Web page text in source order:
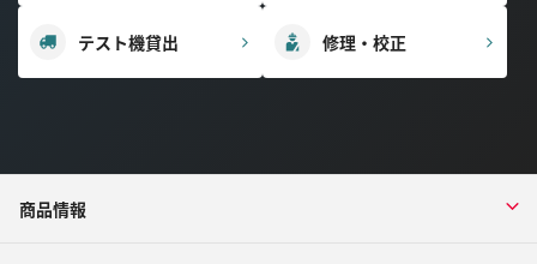
テスト機貸出 修理・校正
商品情報